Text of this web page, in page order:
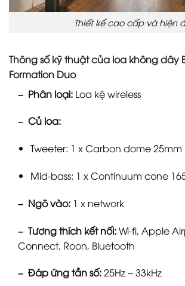
Thiết kế cao cấp và hiện
Thông số kỹ thuật của loa không dây
Formation Duo
– Phân loại: Loa kệ wireless
– Củ loa:
Tweeter: 1 x Carbon dome 25mm
Mid-bass: 1 x Continuum cone
– Ngõ vào: 1 x network
– Tương thích kết nối:Wi-fi, Apple
Connect, Roon, Bluetooth
– Đáp ứng tần số:25Hz – 33kHz